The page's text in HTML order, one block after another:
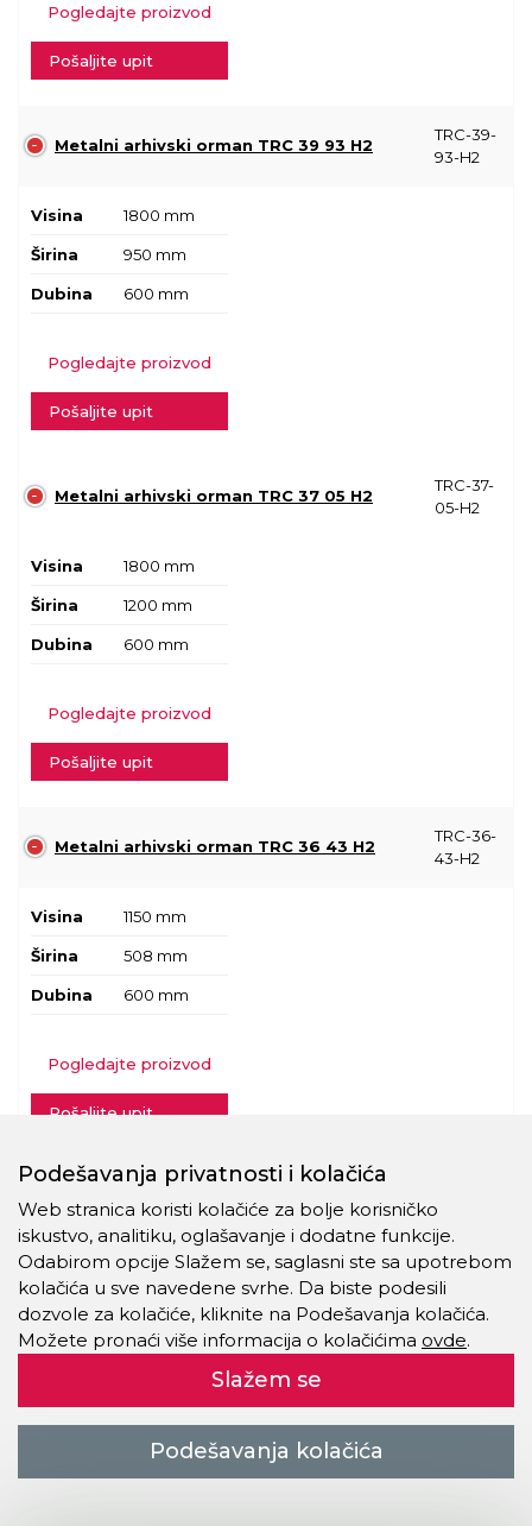
Pogledajte proizvod
Pošaljite upit
Metalni arhivski orman TRC 39 93 H2
TRC-39-
93-H2
Visina 1800 mm
Širina 950 mm
Dubina 600 mm
Pogledajte proizvod
Pošaljite upit
Metalni arhivski orman TRC 37 05 H2
TRC-37-
05-H2
Visina 1800 mm
Širina 1200 mm
Dubina 600 mm
Pogledajte proizvod
Pošaljite upit
Metalni arhivski orman TRC 36 43 H2
TRC-36-
43-H2
Visina 1150 mm
Širina 508 mm
Dubina 600 mm
Pogledajte proizvod
Pošaljite upit
88-H2
Visina 1150 mm
Širina 800 mm
Dubina 600 mm
Pošaljite upit
Podešavanja privatnosti i kolačića
Web stranica koristi kolačiće za bolje korisničko
iskustvo, analitiku, oglašavanje i dodatne funkcije.
Odabirom opcije Slažem se, saglasni ste sa upotrebom
kolačića u sve navedene svrhe. Da biste podesili
dozvole za kolačiće, kliknite na Podešavanja kolačića.
Možete pronaći više informacija o kolačićima ovde.
Slažem se
Podešavanja kolačića